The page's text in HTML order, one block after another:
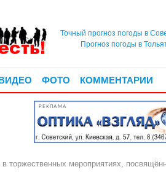
Точный прогноз погоды в
Прогноз погоды в
ФОТО КОММЕНТАРИИ
РЕКЛАМА
торжественных мероприятиях,